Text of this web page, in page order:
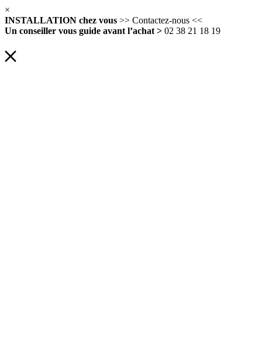
×
INSTALLATION chez vous >> Contactez-nous <<
Un conseiller vous guide avant l’achat > 02 38 21 18 19